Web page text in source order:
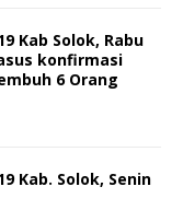
Kab Solok, Rabu
konfirmasi
6 Orang
Kab. Solok, Senin